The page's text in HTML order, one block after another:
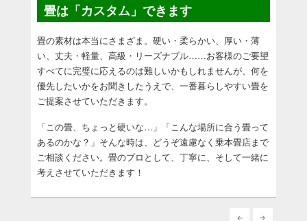
畳は「カスタム」できます
畳の素材は本当にさまざま。硬い・柔らかい、厚い・薄
い、丈夫・軽量、高級・リーズナブル……お客様のご要望
すべてに完璧に応えるのは難しいかもしれませんが、何を
優先したいかをお聞きしたうえで、一番暮らしやすい畳を
ご提案させていただきます。
「この畳、ちょっと硬いな…」「こんな場所に合う畳って
あるのかな？」そんな時は、どうぞ遠慮なく乗本畳店まで
ご相談ください。畳のプロとして、丁寧に、そして一緒に
考えさせていただきます！